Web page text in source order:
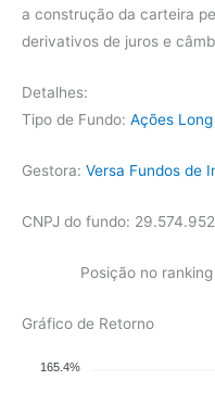
a construção da carteira
derivativos de juros e
Detalhes:
Tipo de Fundo: Ações
Gestora: Versa Fundos de
CNPJ do fundo:
Posição no
Gráfico de Retorno
165.4%